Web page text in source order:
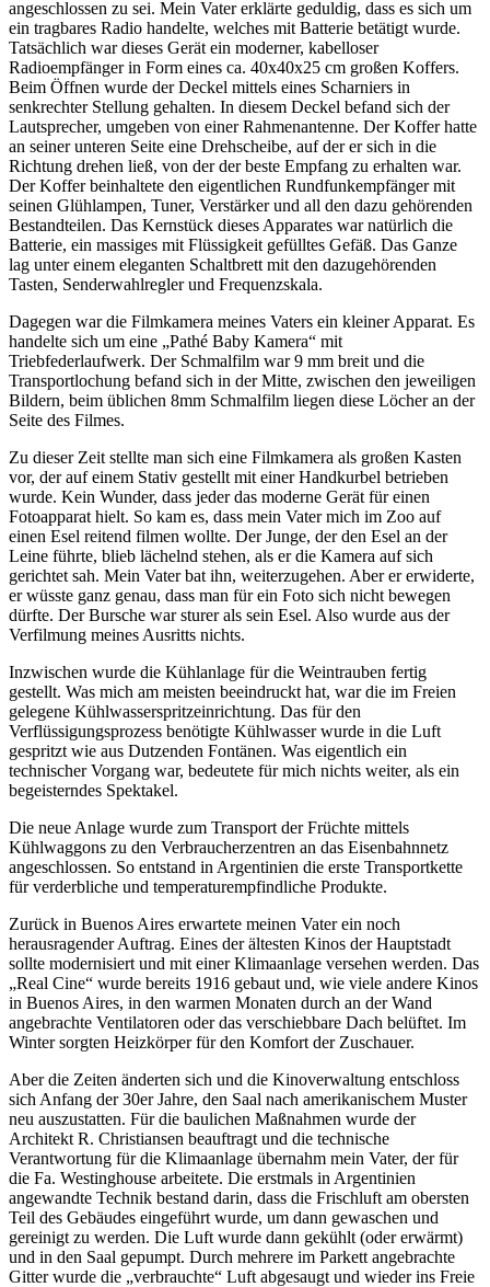
angeschlossen zu sei. Mein Vater erklärte geduldig, dass es sich um
ein tragbares Radio handelte, welches mit Batterie betätigt wurde.
Tatsächlich war dieses Gerät ein moderner, kabelloser
Radioempfänger in Form eines ca. 40x40x25 cm großen Koffers.
Beim Öffnen wurde der Deckel mittels eines Scharniers in
senkrechter Stellung gehalten. In diesem Deckel befand sich der
Lautsprecher, umgeben von einer Rahmenantenne. Der Koffer hatte
an seiner unteren Seite eine Drehscheibe, auf der er sich in die
Richtung drehen ließ, von der der beste Empfang zu erhalten war.
Der Koffer beinhaltete den eigentlichen Rundfunkempfänger mit
seinen Glühlampen, Tuner, Verstärker und all den dazu gehörenden
Bestandteilen. Das Kernstück dieses Apparates war natürlich die
Batterie, ein massiges mit Flüssigkeit gefülltes Gefäß. Das Ganze
lag unter einem eleganten Schaltbrett mit den dazugehörenden
Tasten, Senderwahlregler und Frequenzskala.
Dagegen war die Filmkamera meines Vaters ein kleiner Apparat. Es
handelte sich um eine
Pathé Baby Kamera
mit
Triebfederlaufwerk. Der Schmalfilm war 9 mm breit und die
Transportlochung befand sich in der Mitte, zwischen den jeweiligen
Bildern, beim üblichen 8mm Schmalfilm liegen diese Löcher an der
Seite des Filmes.
Zu dieser Zeit stellte man sich eine Filmkamera als großen Kasten
vor, der auf einem Stativ gestellt mit einer Handkurbel betrieben
wurde. Kein Wunder, dass jeder das moderne Gerät für einen
Fotoapparat hielt. So kam es, dass mein Vater mich im Zoo auf
einen Esel reitend filmen wollte. Der Junge, der den Esel an der
Leine führte, blieb lächelnd stehen, als er die Kamera auf sich
gerichtet sah. Mein Vater bat ihn, weiterzugehen. Aber er erwiderte,
er wüsste ganz genau, dass man für ein Foto sich nicht bewegen
dürfte. Der Bursche war sturer als sein Esel. Also wurde aus der
Verfilmung meines Ausritts nichts.
Inzwischen wurde die Kühlanlage für die Weintrauben fertig
gestellt. Was mich am meisten beeindruckt hat, war die im Freien
gelegene Kühlwasserspritzeinrichtung. Das für den
Verflüssigungsprozess benötigte Kühlwasser wurde in die Luft
gespritzt wie aus Dutzenden Fontänen. Was eigentlich ein
technischer Vorgang war, bedeutete für mich nichts weiter, als ein
begeisterndes Spektakel.
Die neue Anlage wurde zum Transport der Früchte mittels
Kühlwaggons zu den Verbraucherzentren an das Eisenbahnnetz
angeschlossen. So entstand in Argentinien die erste Transportkette
für verderbliche und temperaturempfindliche Produkte.
Zurück in Buenos Aires erwartete meinen Vater ein noch
herausragender Auftrag. Eines der ältesten Kinos der Hauptstadt
sollte modernisiert und mit einer Klimaanlage versehen werden. Das
Real Cine
wurde bereits 1916 gebaut und, wie viele andere Kinos
in Buenos Aires, in den warmen Monaten durch an der Wand
angebrachte Ventilatoren oder das verschiebbare Dach belüftet. Im
Winter sorgten Heizkörper für den Komfort der Zuschauer.
Aber die Zeiten änderten sich und die Kinoverwaltung entschloss
sich Anfang der 30er Jahre, den Saal nach amerikanischem Muster
neu auszustatten. Für die baulichen Maßnahmen wurde der
Architekt R. Christiansen beauftragt und die technische
Verantwortung für die Klimaanlage übernahm mein Vater, der für
die Fa. Westinghouse arbeitete. Die erstmals in Argentinien
angewandte Technik bestand darin, dass die Frischluft am obersten
Teil des Gebäudes eingeführt wurde, um dann gewaschen und
gereinigt zu werden. Die Luft wurde dann gekühlt (oder erwärmt)
und in den Saal gepumpt. Durch mehrere im Parkett angebrachte
Gitter wurde die
verbrauchte
Luft abgesaugt und wieder ins Freie